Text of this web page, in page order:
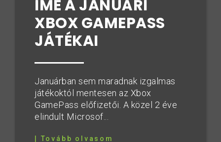
ÍME A JANUÁRI
XBOX GAMEPASS
JÁTÉKAI
Januárban sem maradnak izgalmas
játékoktól mentesen az Xbox
GamePass előfizetői. A közel 2 éve
elindult Microsof...
| Tovább olvasom